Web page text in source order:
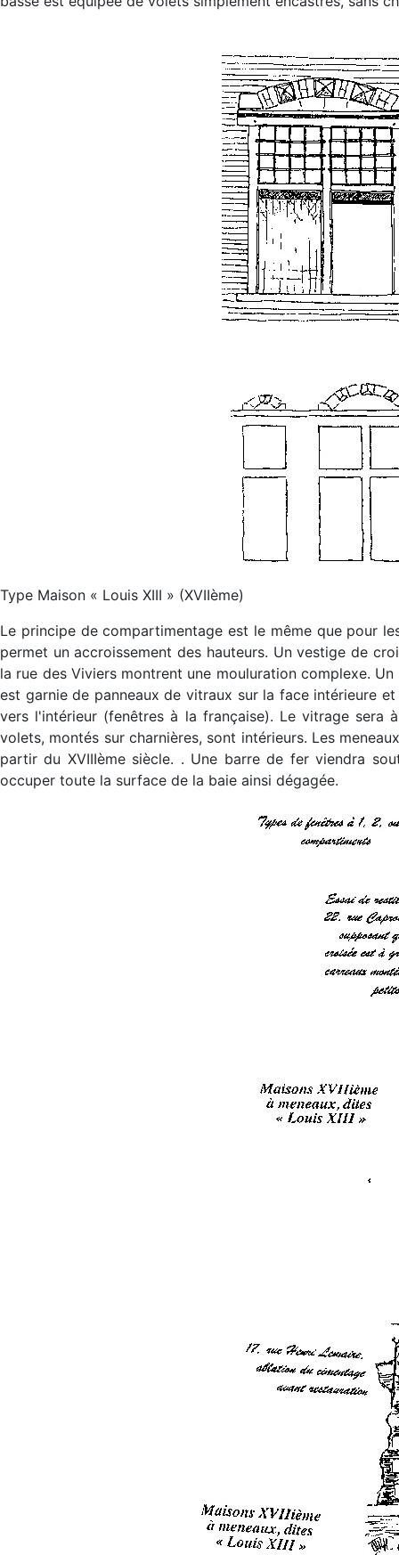
Type Maison « Louis XIII » (XVIIème)
Le principe de compartimentage est le même que pour
permet un accroissement des hauteurs. Un vestige de
la rue des Viviers montrent une mouluration complexe.
est garnie de panneaux de vitraux sur la face intérieure
vers l'intérieur (fenêtres à la française). Le vitrage sera
volets, montés sur charnières, sont intérieurs. Les
partir du XVIIIème siècle. . Une barre de fer viendra
occuper toute la surface de la baie ainsi dégagée.